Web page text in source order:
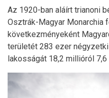
Az 1920-ban aláírt trianoni
Osztrák-Magyar Monarchia
következményeként
területét 283 ezer
lakosságát 18,2 millióról